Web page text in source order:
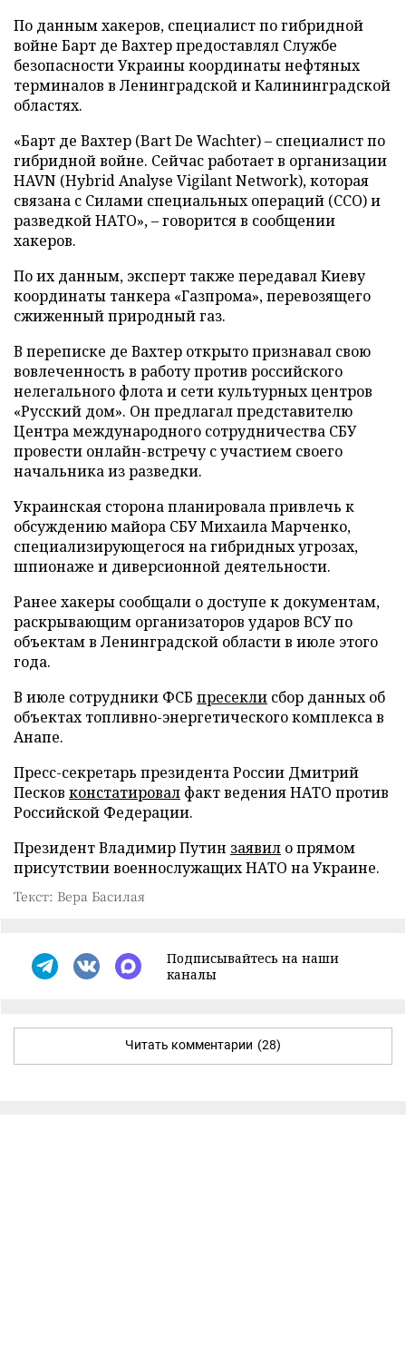
По данным хакеров, специалист по гибридной
войне Барт де Вахтер предоставлял Службе
безопасности Украины координаты нефтяных
терминалов в Ленинградской и Калининградской
областях.
«Барт де Вахтер (Bart De Wachter) – специалист по
гибридной войне. Сейчас работает в организации
HAVN (Hybrid Analyse Vigilant Network), которая
связана с Силами специальных операций (ССО) и
разведкой НАТО», – говорится в сообщении
хакеров.
По их данным, эксперт также передавал Киеву
координаты танкера «Газпрома», перевозящего
сжиженный природный газ.
В переписке де Вахтер открыто признавал свою
вовлеченность в работу против российского
нелегального флота и сети культурных центров
«Русский дом». Он предлагал представителю
Центра международного сотрудничества СБУ
провести онлайн-встречу с участием своего
начальника из разведки.
Украинская сторона планировала привлечь к
обсуждению майора СБУ Михаила Марченко,
специализирующегося на гибридных угрозах,
шпионаже и диверсионной деятельности.
Ранее хакеры сообщали о доступе к документам,
раскрывающим организаторов ударов ВСУ по
объектам в Ленинградской области в июле этого
года.
В июле сотрудники ФСБ пресекли сбор данных об
объектах топливно-энергетического комплекса в
Анапе.
Пресс-секретарь президента России Дмитрий
Песков констатировал факт ведения НАТО против
Российской Федерации.
Президент Владимир Путин заявил о прямом
присутствии военнослужащих НАТО на Украине.
Текст: Вера Басилая
Подписывайтесь на наши
каналы
Читать комментарии (28)